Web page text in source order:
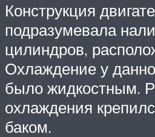
Конструкция
подразумевала
цилиндров,
Охлаждение у
было жидкостным.
охлаждения
баком.